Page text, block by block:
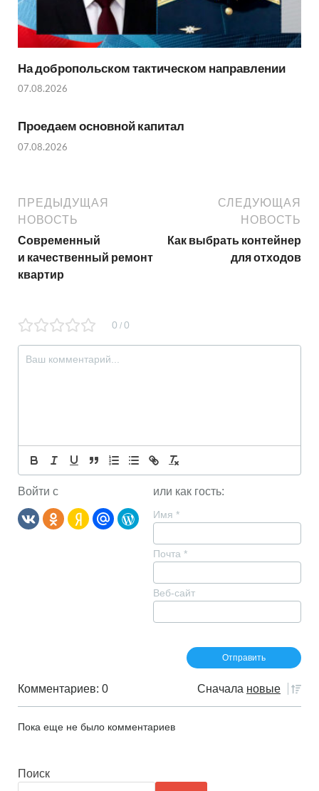
На добропольском тактическом направлении
07.08.2026
Проедаем основной капитал
07.08.2026
ПРЕДЫДУЩАЯ
НОВОСТЬ
Современный
и качественный ремонт
квартир
СЛЕДУЮЩАЯ
НОВОСТЬ
Как выбрать контейнер
для отходов
0 / 0
Войти с или как гость:
Имя *
Почта *
Веб-сайт
Комментариев: 0 Сначала новые
Пока еще не было комментариев
Поиск